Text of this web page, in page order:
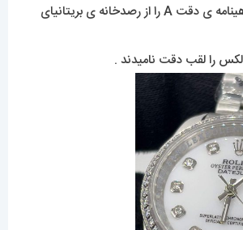
وی در سال ۱۹۱۴ گوهینامه ی دقت A را از رصدخانه ی بریتانیای
را لقب دقت نامیدند .